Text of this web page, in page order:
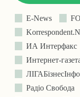
E-News
ИА Интерфакс
Интернет-
Радіо Свобода